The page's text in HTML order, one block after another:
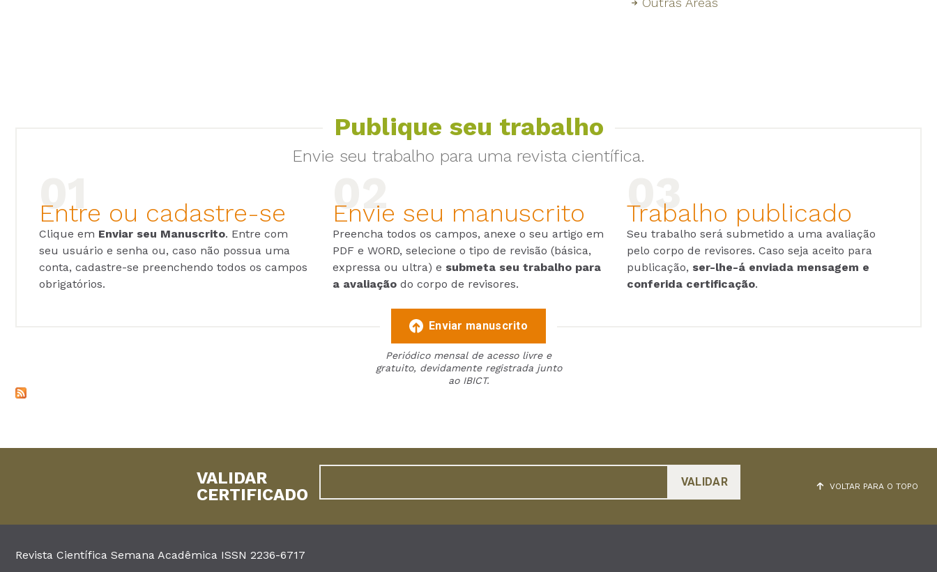
Publique seu trabalho
Envie seu trabalho para uma revista científica.
Entre ou cadastre-se
Clique em Enviar seu Manuscrito. Entre com
seu usuário e senha ou, caso não possua uma
conta, cadastre-se preenchendo todos os campos
obrigatórios.
Envie seu manuscrito
Preencha todos os campos, anexe o seu artigo em
PDF e WORD, selecione o tipo de revisão (básica,
expressa ou ultra) e submeta seu trabalho para
a avaliação do corpo de revisores.
Trabalho publicado
Seu trabalho será submetido a uma avaliação
pelo corpo de revisores. Caso seja aceito para
publicação, ser-lhe-á enviada mensagem e
conferida certificação.
Enviar manuscrito
Periódico mensal de acesso livre e
gratuito, devidamente registrada junto
ao IBICT.
VOLTAR PARA O TOPO
VALIDAR
CERTIFICADO
Revista Científica Semana Acadêmica ISSN 2236-6717